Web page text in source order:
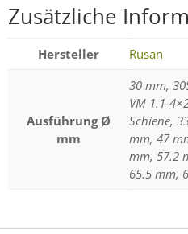
Zusätzliche
Hersteller Rusan
Ausführung Ø
mm
30 mm,
VM 1.1-
Schiene,
mm, 47
mm, 57.2
65.5 mm,